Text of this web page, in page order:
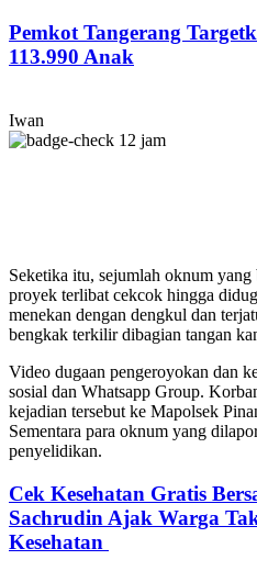
Pemkot Tangerang
113.990 Anak
Iwan
12 jam
Seketika itu, sejumlah oknum yang
proyek terlibat cekcok hingga
menekan dengan dengkul dan
bengkak terkilir dibagian tangan
Video dugaan pengeroyokan dan
sosial dan Whatsapp Group.
kejadian tersebut ke Mapolsek
Sementara para oknum yang
penyelidikan.
Cek Kesehatan Gratis
Sachrudin Ajak Warga
Kesehatan